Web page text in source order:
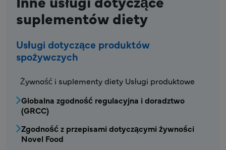
suplementów diety
Usługi dotyczące produktów
spożywczych
FDS – Menu usług dla produktów
Żywność i suplementy diety Usługi produktowe
Globalna zgodność regulacyjna i doradztwo
(GRCC)
Zgodność z przepisami dotyczącymi żywności
Novel Food